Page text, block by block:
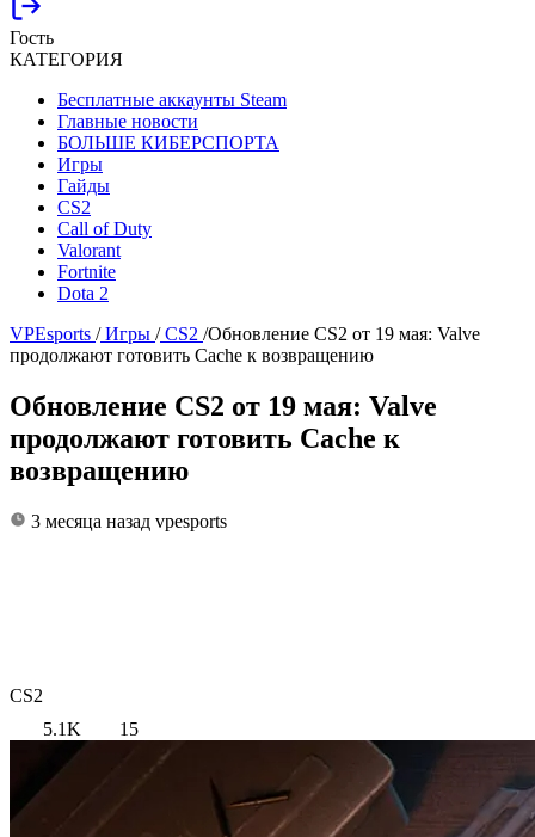
Гость
КАТЕГОРИЯ
Бесплатные аккаунты Steam
Главные новости
БОЛЬШЕ КИБЕРСПОРТА
Игры
Гайды
CS2
Call of Duty
Valorant
Fortnite
Dota 2
VPEsports / Игры / CS2 /Обновление CS2 от 19 мая: Valve
продолжают готовить Cache к возвращению
Обновление CS2 от 19 мая: Valve
продолжают готовить Cache к
возвращению
3 месяца назад vpesports
CS2
5.1K
15